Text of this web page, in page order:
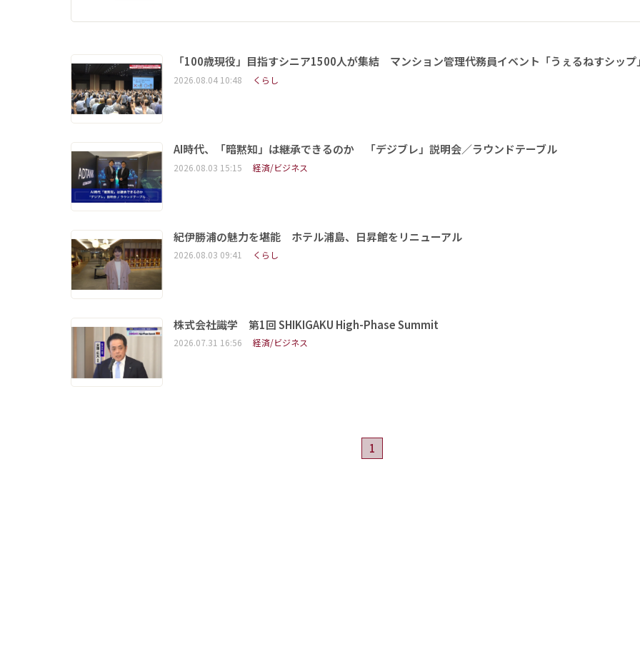
「100歳現役」目指すシニア1500人が集結 マンション管理代務員イベント「うぇるねすシップ
2026.08.04 10:48 くらし
AI時代、「暗黙知」は継承できるのか 「デジブレ」説明会／ラウンドテーブル
2026.08.03 15:15 経済/ビジネス
紀伊勝浦の魅力を堪能 ホテル浦島、日昇館をリニューアル
2026.08.03 09:41 くらし
株式会社識学 第1回 SHIKIGAKU High-Phase Summit
2026.07.31 16:56 経済/ビジネス
1